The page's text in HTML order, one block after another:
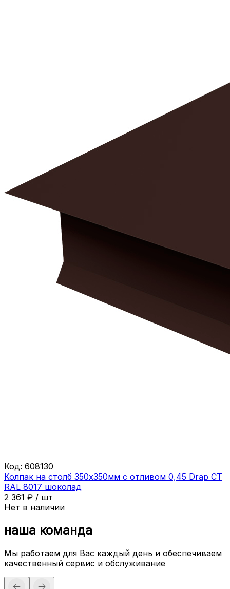
Код: 608130
Колпак на столб 350х350мм с отливом 0,45 Drap СТ
RAL 8017 шоколад
2 361 ₽ / шт
Нет в наличии
наша команда
Мы работаем для Вас каждый день и обеспечиваем
качественный сервис и обслуживание